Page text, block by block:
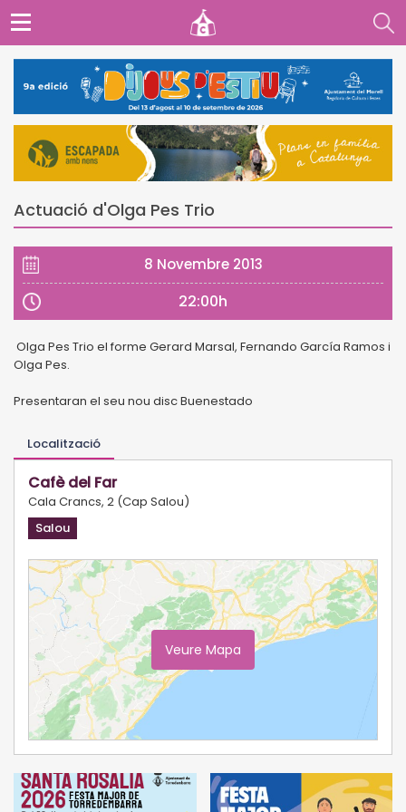
Actuació d'Olga Pes Trio
8 Novembre 2013
22:00h
Olga Pes Trio el forme Gerard Marsal, Fernando García Ramos i
Olga Pes.
Presentaran el seu nou disc Buenestado
Localització
Cafè del Far
Cala Crancs, 2 (Cap Salou)
Salou
Veure Mapa